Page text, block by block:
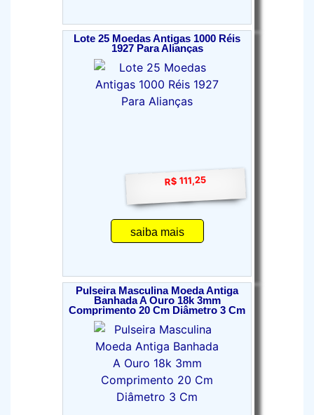
Lote 25 Moedas Antigas 1000 Réis
1927 Para Alianças
R$ 111,25
saiba mais
Pulseira Masculina Moeda Antiga
Banhada A Ouro 18k 3mm
Comprimento 20 Cm Diâmetro 3 Cm